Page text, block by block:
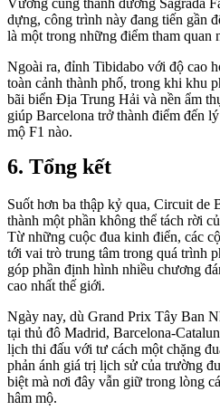
dựng, công trình này đang tiến gần
là một trong những điểm tham quan
Ngoài ra, đỉnh Tibidabo với độ cao
toàn cảnh thành phố, trong khi khu
bãi biển Địa Trung Hải và nền ẩm
giúp Barcelona trở thành điểm đến
mộ F1 nào.
Tổng kết
Suốt hơn ba thập kỷ qua, Circuit de
thành một phần không thể tách rời
Từ những cuộc đua kinh điển, các
tới vai trò trung tâm trong quá trình
góp phần định hình nhiều chương
cao nhất thế giới.
Ngày nay, dù Grand Prix Tây Ban
tại thủ đô Madrid, Barcelona-
lịch thi đấu với tư cách một chặng
phản ánh giá trị lịch sử của trường
biệt mà nơi đây vẫn giữ trong lòng
hâm mộ.